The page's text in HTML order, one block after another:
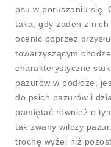
psu w poruszaniu się.
taka, gdy żaden z
ocenić poprzez
towarzyszącym
charakterystyczne
pazurów w podłoże,
do psich pazurów i
pamiętać również o
tak zwany wilczy
trochę wyżej niż